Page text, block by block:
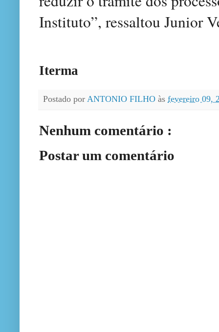
Instituto”, ressaltou Junior
Iterma
Postado por ANTONIO FILHO às fevereiro 09,
Nenhum comentário :
Postar um comentário